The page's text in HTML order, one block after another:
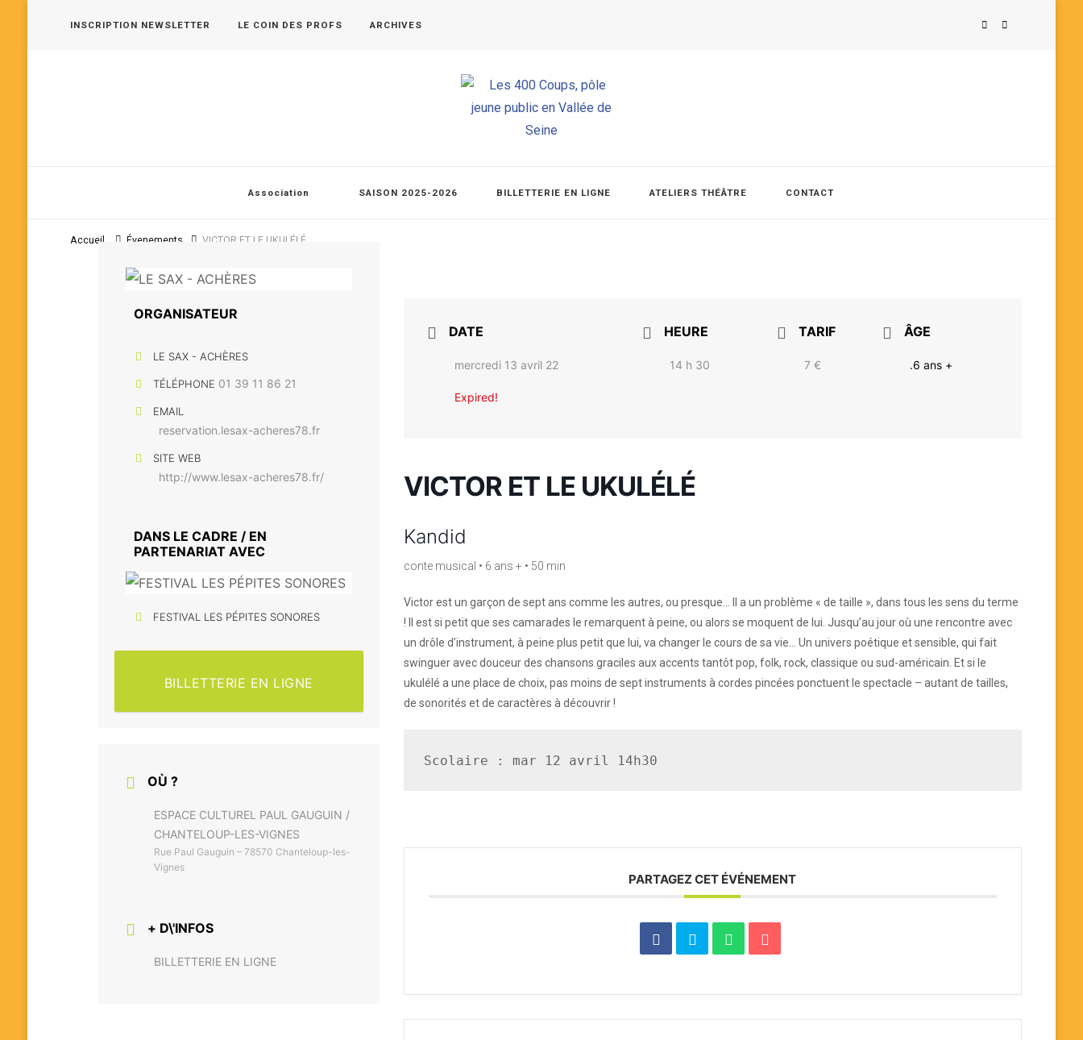
INSCRIPTION NEWSLETTER LE COIN DES PROFS ARCHIVES
Association SAISON 2025-2026 BILLETTERIE EN LIGNE ATELIERS THÉÂTRE CONTACT
Accueil Évenements VICTOR ET LE UKULÉLÉ
ORGANISATEUR
LE SAX - ACHÈRES
TÉLÉPHONE 01 39 11 86 21
EMAIL
reservation.lesax-acheres78.fr
SITE WEB
http://www.lesax-acheres78.fr/
DANS LE CADRE / EN
PARTENARIAT AVEC
FESTIVAL LES PÉPITES SONORES
BILLETTERIE EN LIGNE
OÙ ?
ESPACE CULTUREL PAUL GAUGUIN /
CHANTELOUP-LES-VIGNES
Rue Paul Gauguin – 78570 Chanteloup-les-
Vignes
+ D\'INFOS
BILLETTERIE EN LIGNE
DATE
mercredi 13 avril 22
Expired!
HEURE
14 h 30
TARIF
7 €
ÂGE
.6 ans +
VICTOR ET LE UKULÉLÉ
Kandid
conte musical • 6 ans + • 50 min
Victor est un garçon de sept ans comme les autres, ou presque… Il a un problème « de taille », dans tous les sens du terme
! Il est si petit que ses camarades le remarquent à peine, ou alors se moquent de lui. Jusqu’au jour où une rencontre avec
un drôle d’instrument, à peine plus petit que lui, va changer le cours de sa vie… Un univers poétique et sensible, qui fait
swinguer avec douceur des chansons graciles aux accents tantôt pop, folk, rock, classique ou sud-américain. Et si le
ukulélé a une place de choix, pas moins de sept instruments à cordes pincées ponctuent le spectacle – autant de tailles,
de sonorités et de caractères à découvrir !
Scolaire : mar 12 avril 14h30
PARTAGEZ CET ÉVÉNEMENT